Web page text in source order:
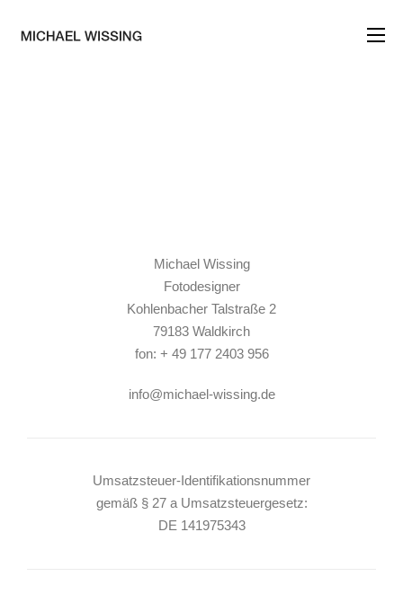
VIDEOS
KONTAKT
Michael Wissing
Fotodesigner
Kohlenbacher Talstraße 2
79183 Waldkirch
fon: + 49 177 2403 956
info@michael-wissing.de
Umsatzsteuer-Identifikationsnummer
gemäß § 27 a Umsatzsteuergesetz:
DE 141975343